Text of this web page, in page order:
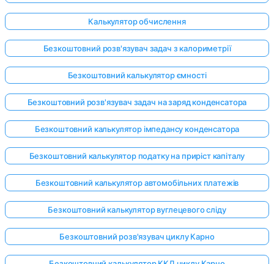
Калькулятор обчислення
Безкоштовний розв'язувач задач з калориметрії
Безкоштовний калькулятор ємності
Безкоштовний розв'язувач задач на заряд конденсатора
Безкоштовний калькулятор імпедансу конденсатора
Безкоштовний калькулятор податку на приріст капіталу
Безкоштовний калькулятор автомобільних платежів
Безкоштовний калькулятор вуглецевого сліду
Безкоштовний розв'язувач циклу Карно